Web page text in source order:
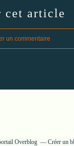
cet article
un commentaire
Overblog Créer un